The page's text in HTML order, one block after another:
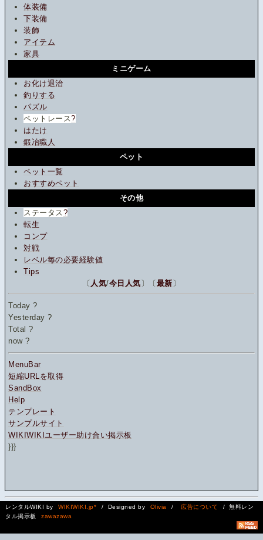
体装備
下装備
装飾
アイテム
家具
ミニゲーム
お化け退治
釣りする
パズル
ペットレース?
はたけ
鍛冶職人
ペット
ペット一覧
おすすめペット
その他
ステータス ?
転生
コンプ
対戦
レベル毎の必要経験値
Tips
〔 人気/今日人気 〕〔 最新 〕
Today?
Yesterday?
Total?
now?
MenuBar
短縮URLを取得
SandBox
Help
テンプレート
サンプルサイト
WIKIWIKIユーザー助け合い掲示板
}}}
レンタルWIKI by WIKIWIKI.jp* / Designed by Olivia / 広告について
/ 無料レン
タル掲示板
zawazawa